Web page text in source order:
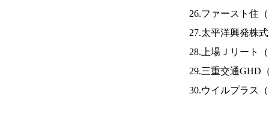
26.ファースト住（
27.太平洋興発株
28.上場Ｊリート（
29.三重交通GHD
30.ウイルプラス（